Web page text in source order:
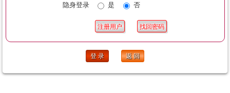
隐身登录 是 否